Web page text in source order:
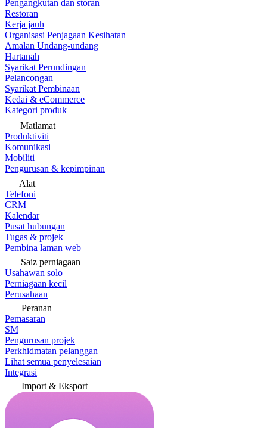
Pengangkutan dan storan
Restoran
Kerja jauh
Organisasi Penjagaan Kesihatan
Amalan Undang-undang
Hartanah
Syarikat Perundingan
Pelancongan
Syarikat Pembinaan
Kedai & eCommerce
Kategori produk
Matlamat
Produktiviti
Komunikasi
Mobiliti
Pengurusan & kepimpinan
Alat
Telefoni
CRM
Kalendar
Pusat hubungan
Tugas & projek
Pembina laman web
Saiz perniagaan
Usahawan solo
Perniagaan kecil
Perusahaan
Peranan
Pemasaran
SM
Pengurusan projek
Perkhidmatan pelanggan
Lihat semua penyelesaian
Integrasi
Import & Eksport